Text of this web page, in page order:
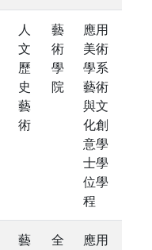
人
文
歷
史
藝
術
藝
術
學
院
應用
美術
學系
藝術
與文
化創
意學
士學
位學
程
藝
全
應用